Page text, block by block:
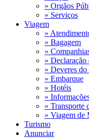
» Orgãos
» Serviços
Viagem
»
» Bagagem
»
» Declaração
» Deveres do
» Embarque
» Hotéis
»
» Transporte
» Viagem de
Turismo
Anunciar